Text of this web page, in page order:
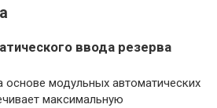
ввода резерва
основе модульных автоматических
максимальную